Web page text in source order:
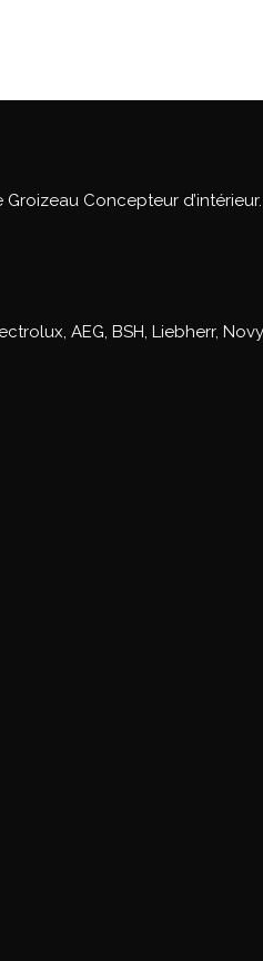
Concepteur
AEG, BSH, Liebherr,